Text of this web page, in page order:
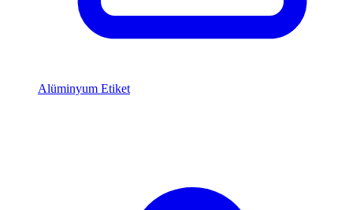
Alüminyum Etiket